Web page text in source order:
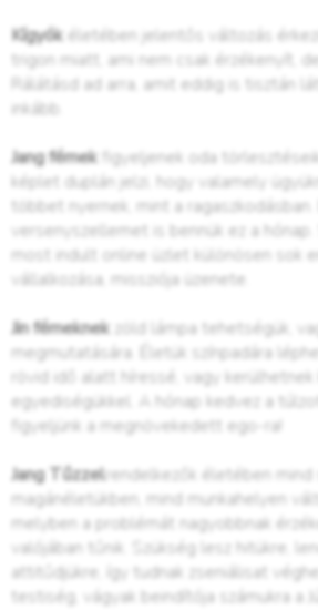
Kígyók életében jelentős változás
trigon miatt, ami nem csak érzékenyít,
Rálátásd ad arra, amit eddig is tisztán
inkább.
Jang fémek
figyeljenek oda
képlet duplán jelzi, hogy valamely
többet nyernek, mint a
versenyszellemet is bennük ez a
most indult online üzlet különösen sok
vállalkozása, missziója üzenete.
Jin fémeknek
zöld lámpa tehetségük,
megmutatására. Életük színpadára
rövid idő alatt híressé, vagy
egyediségükkel. A hónap kedvez a
figyeljünk a megnövekedett ego-ra!
Jang Tűzzelrendelkezők életében mind
magánéletükben, mind munkahelyen
melyben a problémát nagyobbnak
valójában tűnik. Szükség lesz hitükre,
attitűdjükre, így tudnak zseniálisat
testiség, vágyak beindítója számukra a